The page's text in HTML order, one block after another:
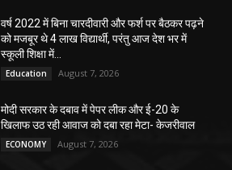
वर्ष 2022 में बिना चारदीवारी और फर्श पर बैठकर पढ़ने
को मजबूर थे 4 लाख विद्यार्थी, परंतु आज देश भर में
स्कूली शिक्षा में...
Education August 7, 2026
मोदी सरकार के दबाव में पेपर लीक और ई-20 के
खिलाफ उठ रही आवाज को दबा रहा मेटा- केजरीवाल
ECONOMY August 7, 2026